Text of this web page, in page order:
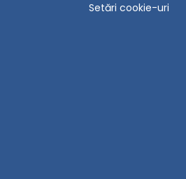
Setări cookie-uri